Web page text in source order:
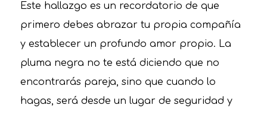
Este hallazgo es un recordatorio de que
primero debes abrazar tu propia compañía
y establecer un profundo amor propio. La
pluma negra no te está diciendo que no
encontrarás pareja, sino que cuando lo
hagas, será desde un lugar de seguridad y